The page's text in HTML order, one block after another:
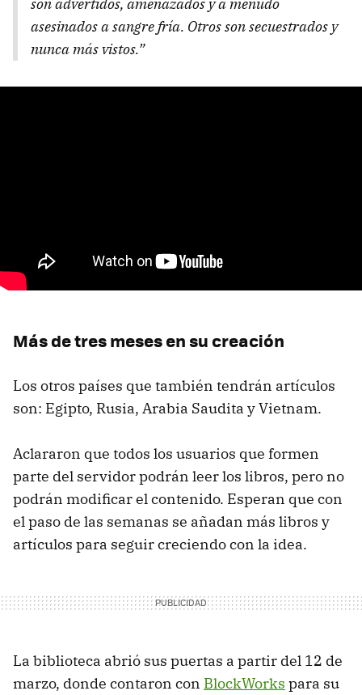
asesinados a sangre fría. Otros son secuestrados y
nunca más vistos.”
Más de tres meses en su creación
Los otros países que también tendrán artículos
son: Egipto, Rusia, Arabia Saudita y Vietnam.
Aclararon que todos los usuarios que formen
parte del servidor podrán leer los libros, pero no
podrán modificar el contenido. Esperan que con
el paso de las semanas se añadan más libros y
artículos para seguir creciendo con la idea.
La biblioteca abrió sus puertas a partir del 12 de
marzo, donde contaron con BlockWorks para su